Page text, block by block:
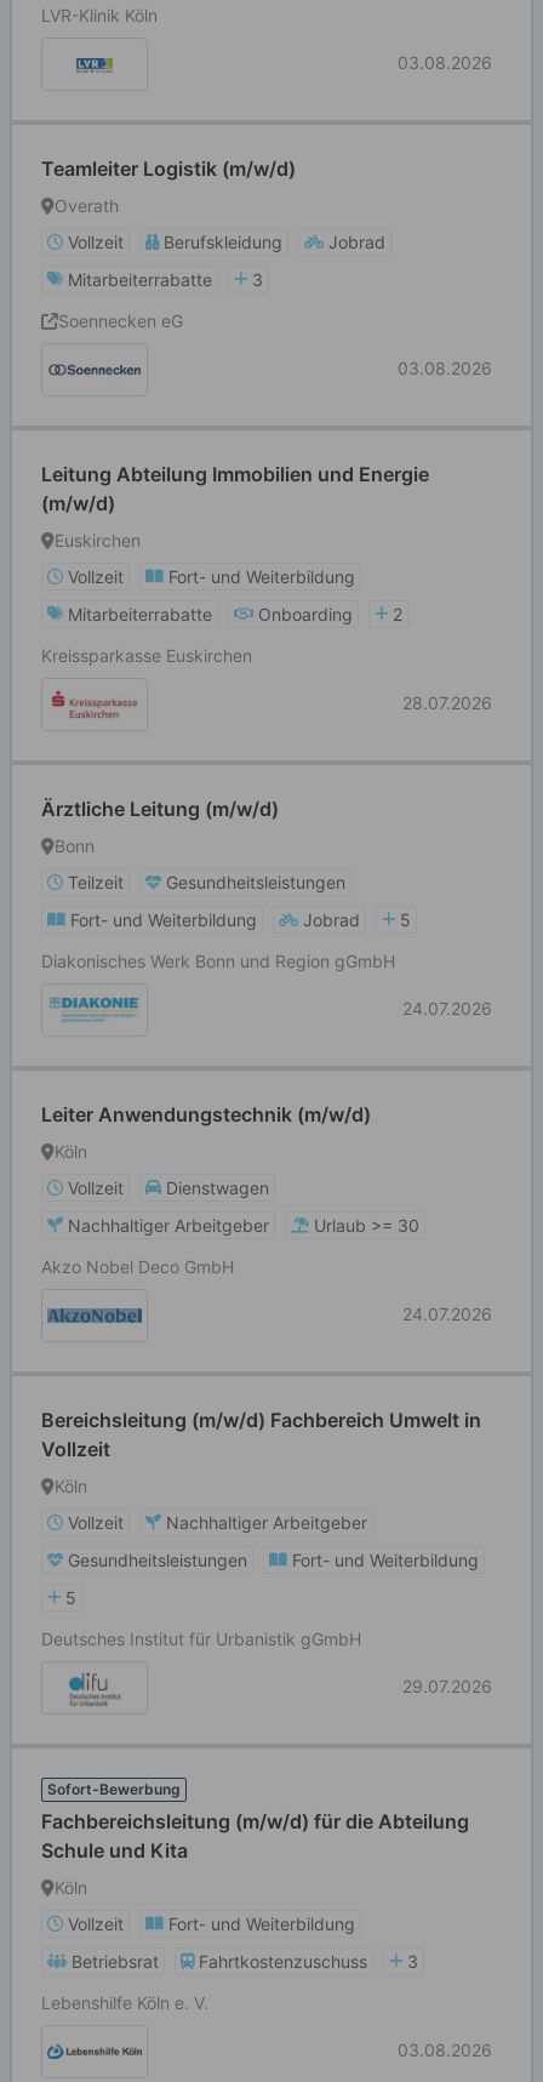
LVR-Klinik Köln
03.08.2026
Teamleiter Logistik (m/w/d)
Overath
Vollzeit
Berufskleidung
Jobrad
Mitarbeiterrabatte
3
Soennecken eG
03.08.2026
Leitung Abteilung Immobilien und Energie
(m/w/d)
Euskirchen
Vollzeit
Fort- und Weiterbildung
Mitarbeiterrabatte
Onboarding
2
Kreissparkasse Euskirchen
28.07.2026
Ärztliche Leitung (m/w/d)
Bonn
Teilzeit
Gesundheitsleistungen
Fort- und Weiterbildung
Jobrad
5
Diakonisches Werk Bonn und Region gGmbH
24.07.2026
Leiter Anwendungstechnik (m/w/d)
Köln
Vollzeit
Dienstwagen
Nachhaltiger Arbeitgeber
Urlaub >= 30
Akzo Nobel Deco GmbH
24.07.2026
Bereichsleitung (m/w/d) Fachbereich Umwelt in
Vollzeit
Köln
Vollzeit
Nachhaltiger Arbeitgeber
Gesundheitsleistungen
Fort- und Weiterbildung
5
Deutsches Institut für Urbanistik gGmbH
29.07.2026
Sofort-Bewerbung
Fachbereichsleitung (m/w/d) für die Abteilung
Schule und Kita
Köln
Vollzeit
Fort- und Weiterbildung
Betriebsrat
Fahrtkostenzuschuss
3
Lebenshilfe Köln e. V.
03.08.2026